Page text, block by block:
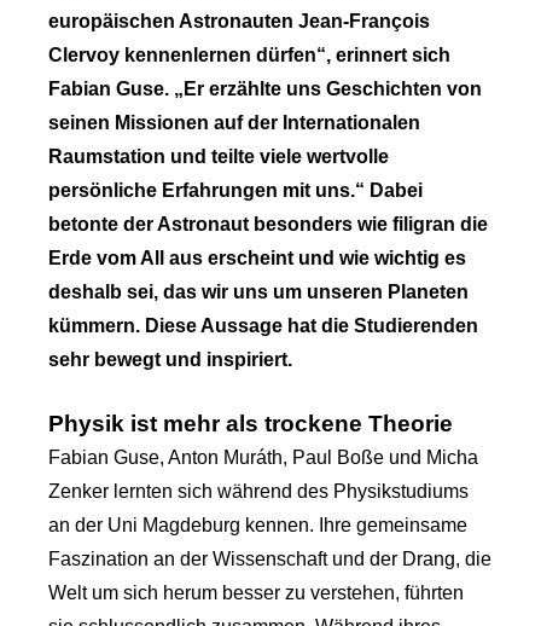
europäischen Astronauten Jean-François
Clervoy kennenlernen dürfen“, erinnert sich
Fabian Guse. „Er erzählte uns Geschichten von
seinen Missionen auf der Internationalen
Raumstation und teilte viele wertvolle
persönliche Erfahrungen mit uns.“ Dabei
betonte der Astronaut besonders wie filigran die
Erde vom All aus erscheint und wie wichtig es
deshalb sei, das wir uns um unseren Planeten
kümmern. Diese Aussage hat die Studierenden
sehr bewegt und inspiriert.
Physik ist mehr als trockene Theorie
Fabian Guse, Anton Muráth, Paul Boße und Micha
Zenker lernten sich während des Physikstudiums
an der Uni Magdeburg kennen. Ihre gemeinsame
Faszination an der Wissenschaft und der Drang, die
Welt um sich herum besser zu verstehen, führten